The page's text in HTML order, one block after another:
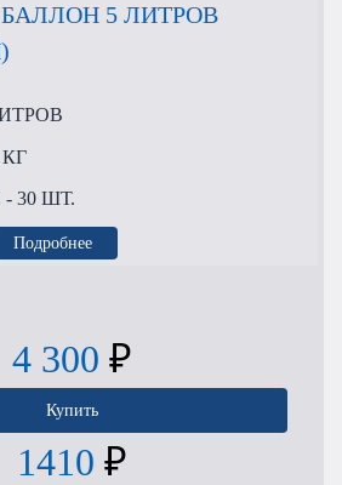
5 ЛИТРОВ
КГ
- 30 ШТ.
Подробнее
4 300 ₽
Купить
1410 ₽